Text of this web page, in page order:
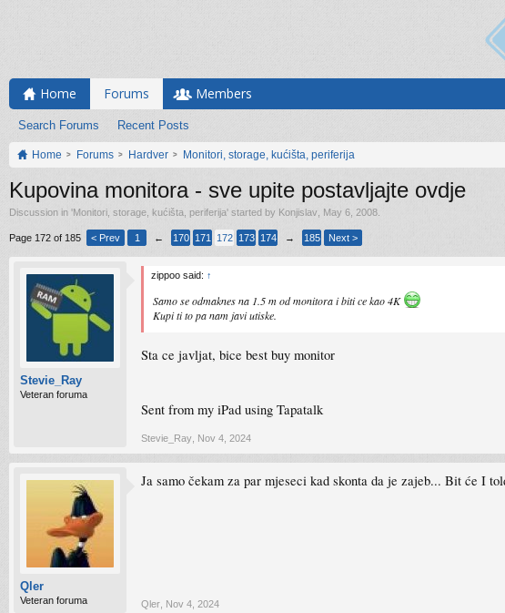
Home Forums
Search Forums Recent Posts
Members
Home Forums Hardver Monitori, storage, kućišta, periferija
Kupovina monitora - sve upite postavljajte ovdje
Discussion in 'Monitori, storage, kućišta, periferija' started by Konjislav May 6, 2008
Page 172 of 185 < Prev 1 ← 170 171 172 173 174 → 185 Next >
Stevie_Ray
Veteran foruma
zippoo said: ↑
Samo se odmaknes na 1.5 m od monitora i biti ce kao 4K
Kupi ti to pa nam javi utiske.
Sta ce javljat, bice best buy monitor
Sent from my iPad using Tapatalk
Stevie_Ray Nov 4, 2024
Qler
Veteran foruma
Ja samo čekam za par mjeseci kad skonta da je zajeb... Bit će I
Qler Nov 4, 2024